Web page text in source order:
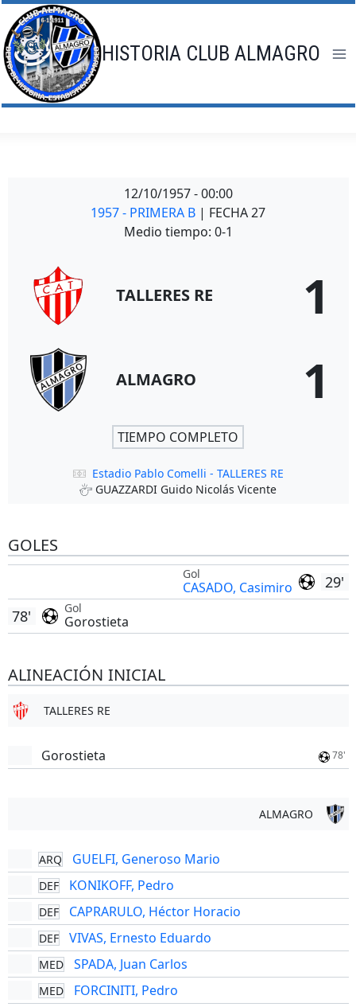
Saltar
al
contenido
HISTORIA CLUB ALMAGRO
12/10/1957 - 00:00
1957 - PRIMERA B | FECHA 27
Medio tiempo: 0-1
TALLERES RE 1
ALMAGRO 1
TIEMPO COMPLETO
Estadio Pablo Comelli - TALLERES RE
GUAZZARDI Guido Nicolás Vicente
GOLES
29'
Gol
CASADO, Casimiro
Gol
Gorostieta
78'
ALINEACIÓN INICIAL
TALLERES RE
Gorostieta 78'
ALMAGRO
ARQ GUELFI, Generoso Mario
DEF KONIKOFF, Pedro
DEF CAPRARULO, Héctor Horacio
DEF VIVAS, Ernesto Eduardo
MED SPADA, Juan Carlos
MED FORCINITI, Pedro